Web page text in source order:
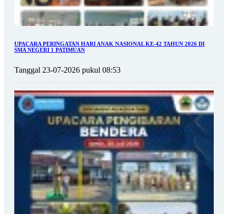
UPACARA PERINGATAN HARI ANAK NASIONAL KE-42 TAHUN 2026 DI
SMA NEGERI 1 PATIMUAN
Tanggal 23-07-2026 pukul 08:53